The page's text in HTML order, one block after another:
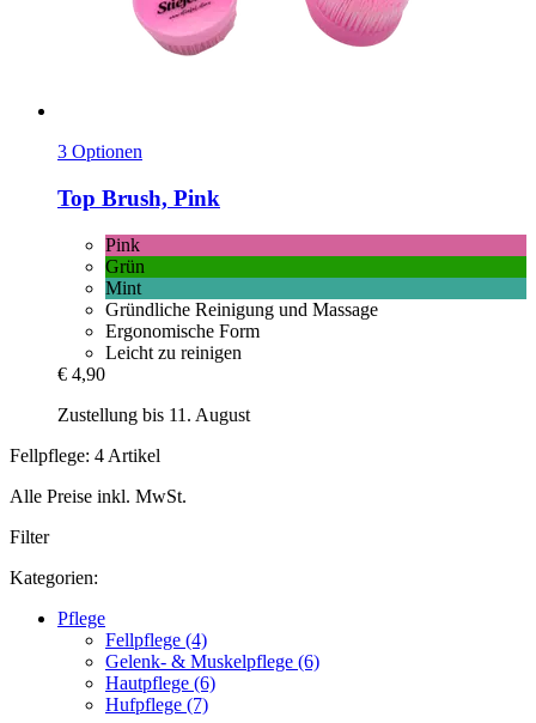
3 Optionen
Top Brush, Pink
Pink
Grün
Mint
Gründliche Reinigung und Massage
Ergonomische Form
Leicht zu reinigen
€ 4,90
Zustellung bis 11. August
Fellpflege: 4 Artikel
Alle Preise inkl. MwSt.
Filter
Kategorien:
Pflege
Fellpflege (4)
Gelenk- & Muskelpflege (6)
Hautpflege (6)
Hufpflege (7)